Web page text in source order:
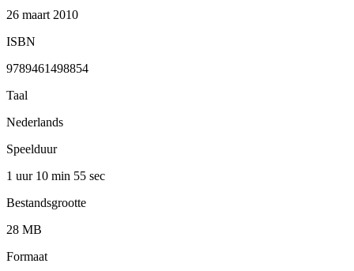
26 maart 2010
ISBN
9789461498854
Taal
Nederlands
Speelduur
1 uur 10 min 55 sec
Bestandsgrootte
28 MB
Formaat